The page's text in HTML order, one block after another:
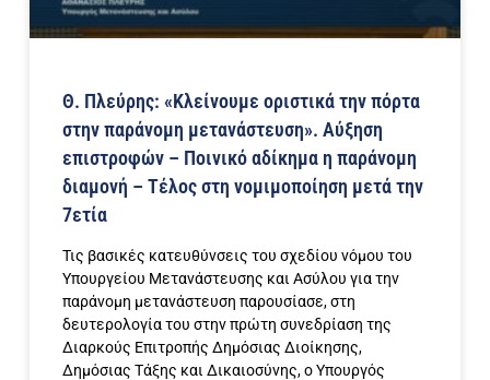
Θ. Πλεύρης: «Κλείνουμε οριστικά την πόρτα
στην παράνομη μετανάστευση». Αύξηση
επιστροφών – Ποινικό αδίκημα η παράνομη
διαμονή – Τέλος στη νομιμοποίηση μετά την
7ετία
Τις βασικές κατευθύνσεις του σχεδίου νόμου του
Υπουργείου Μετανάστευσης και Ασύλου για την
παράνομη μετανάστευση παρουσίασε, στη
δευτερολογία του στην πρώτη συνεδρίαση της
Διαρκούς Επιτροπής Δημόσιας Διοίκησης,
Δημόσιας Τάξης και Δικαιοσύνης, ο Υπουργός